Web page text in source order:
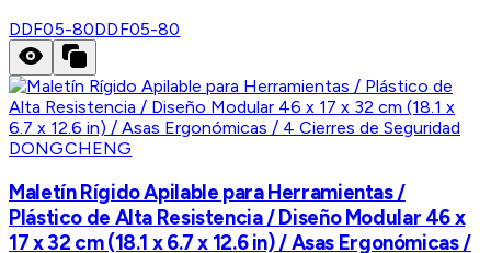
DDF05-80DDF05-80
DONGCHENG
Maletín Rígido Apilable para Herramientas /
Plástico de Alta Resistencia / Diseño Modular 46 x
17 x 32 cm (18.1 x 6.7 x 12.6 in) / Asas Ergonómicas /